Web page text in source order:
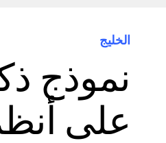
الخليج
نموذج
على